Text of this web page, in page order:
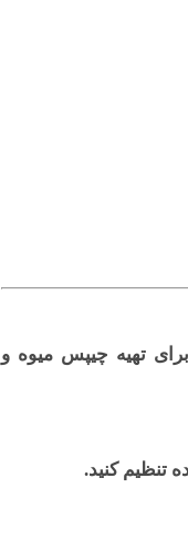
تهیه چیپس میوه و
تنظیم کنید.